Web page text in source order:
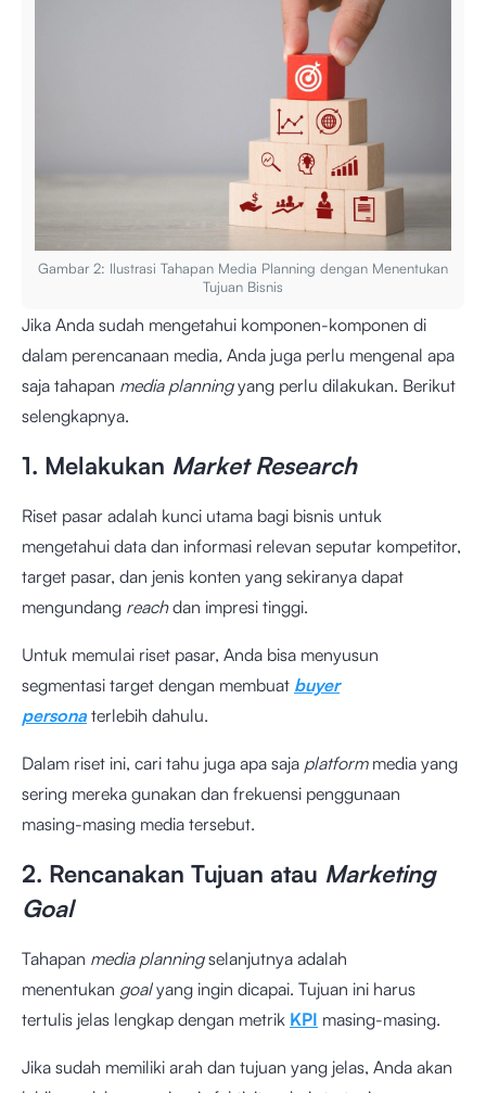
Gambar 2: Ilustrasi Tahapan Media Planning dengan Menentukan
Tujuan Bisnis
Jika Anda sudah mengetahui komponen-komponen di
dalam perencanaan media, Anda juga perlu mengenal apa
saja tahapan media planningyang perlu dilakukan. Berikut
selengkapnya.
1. Melakukan Market Research
Riset pasar adalah kunci utama bagi bisnis untuk
mengetahui data dan informasi relevan seputar kompetitor,
target pasar, dan jenis konten yang sekiranya dapat
mengundang reachdan impresi tinggi.
Untuk memulai riset pasar, Anda bisa menyusun
segmentasi target dengan membuat buyer
persona terlebih dahulu.
Dalam riset ini, cari tahu juga apa saja platform media yang
sering mereka gunakan dan frekuensi penggunaan
masing-masing media tersebut.
2. Rencanakan Tujuan atau Marketing
Goal
Tahapan media planningselanjutnya adalah
menentukan goalyang ingin dicapai. Tujuan ini harus
tertulis jelas lengkap dengan metrik KPI masing-masing.
Jika sudah memiliki arah dan tujuan yang jelas, Anda akan